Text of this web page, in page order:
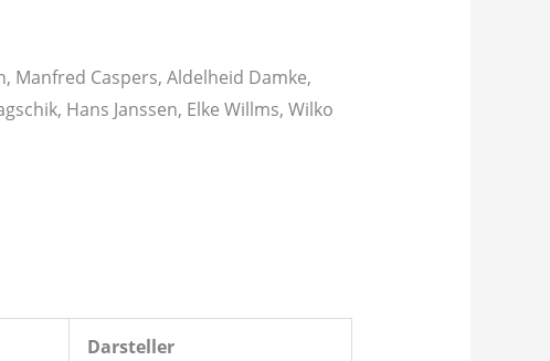
Manfred Caspers, Aldelheid Damke,
Hans Janssen, Elke Willms, Wilko
Darsteller